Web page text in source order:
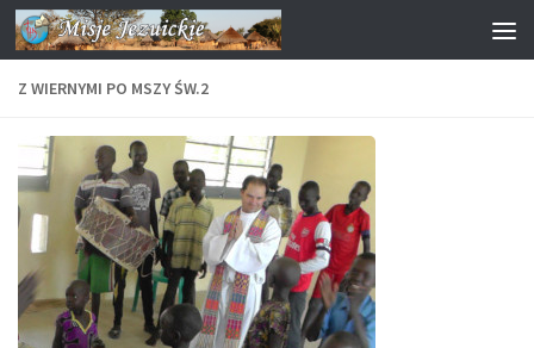
Przejdź do treści
Z WIERNYMI PO MSZY ŚW.2